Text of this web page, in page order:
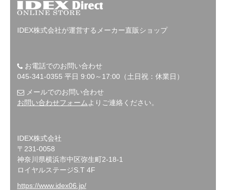
IDEX株式会社が運営するメーカー直販ショップ
お電話でのお問い合わせ
045-341-0355 平日 9:00～17:00（土日祝：休業日）
メールでのお問い合わせ
お問い合わせフォーム よりご連絡ください。
IDEX株式会社
〒231-0058
神奈川県横浜市中区弥生町2-18-1
ロイヤルステージS.T 4F
https://www.idex06.jp/